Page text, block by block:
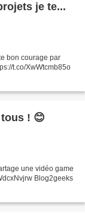
je te...
bon courage par
t.co/XwWtcmb85o
! 😊
une vidéo game
Blog2geeks